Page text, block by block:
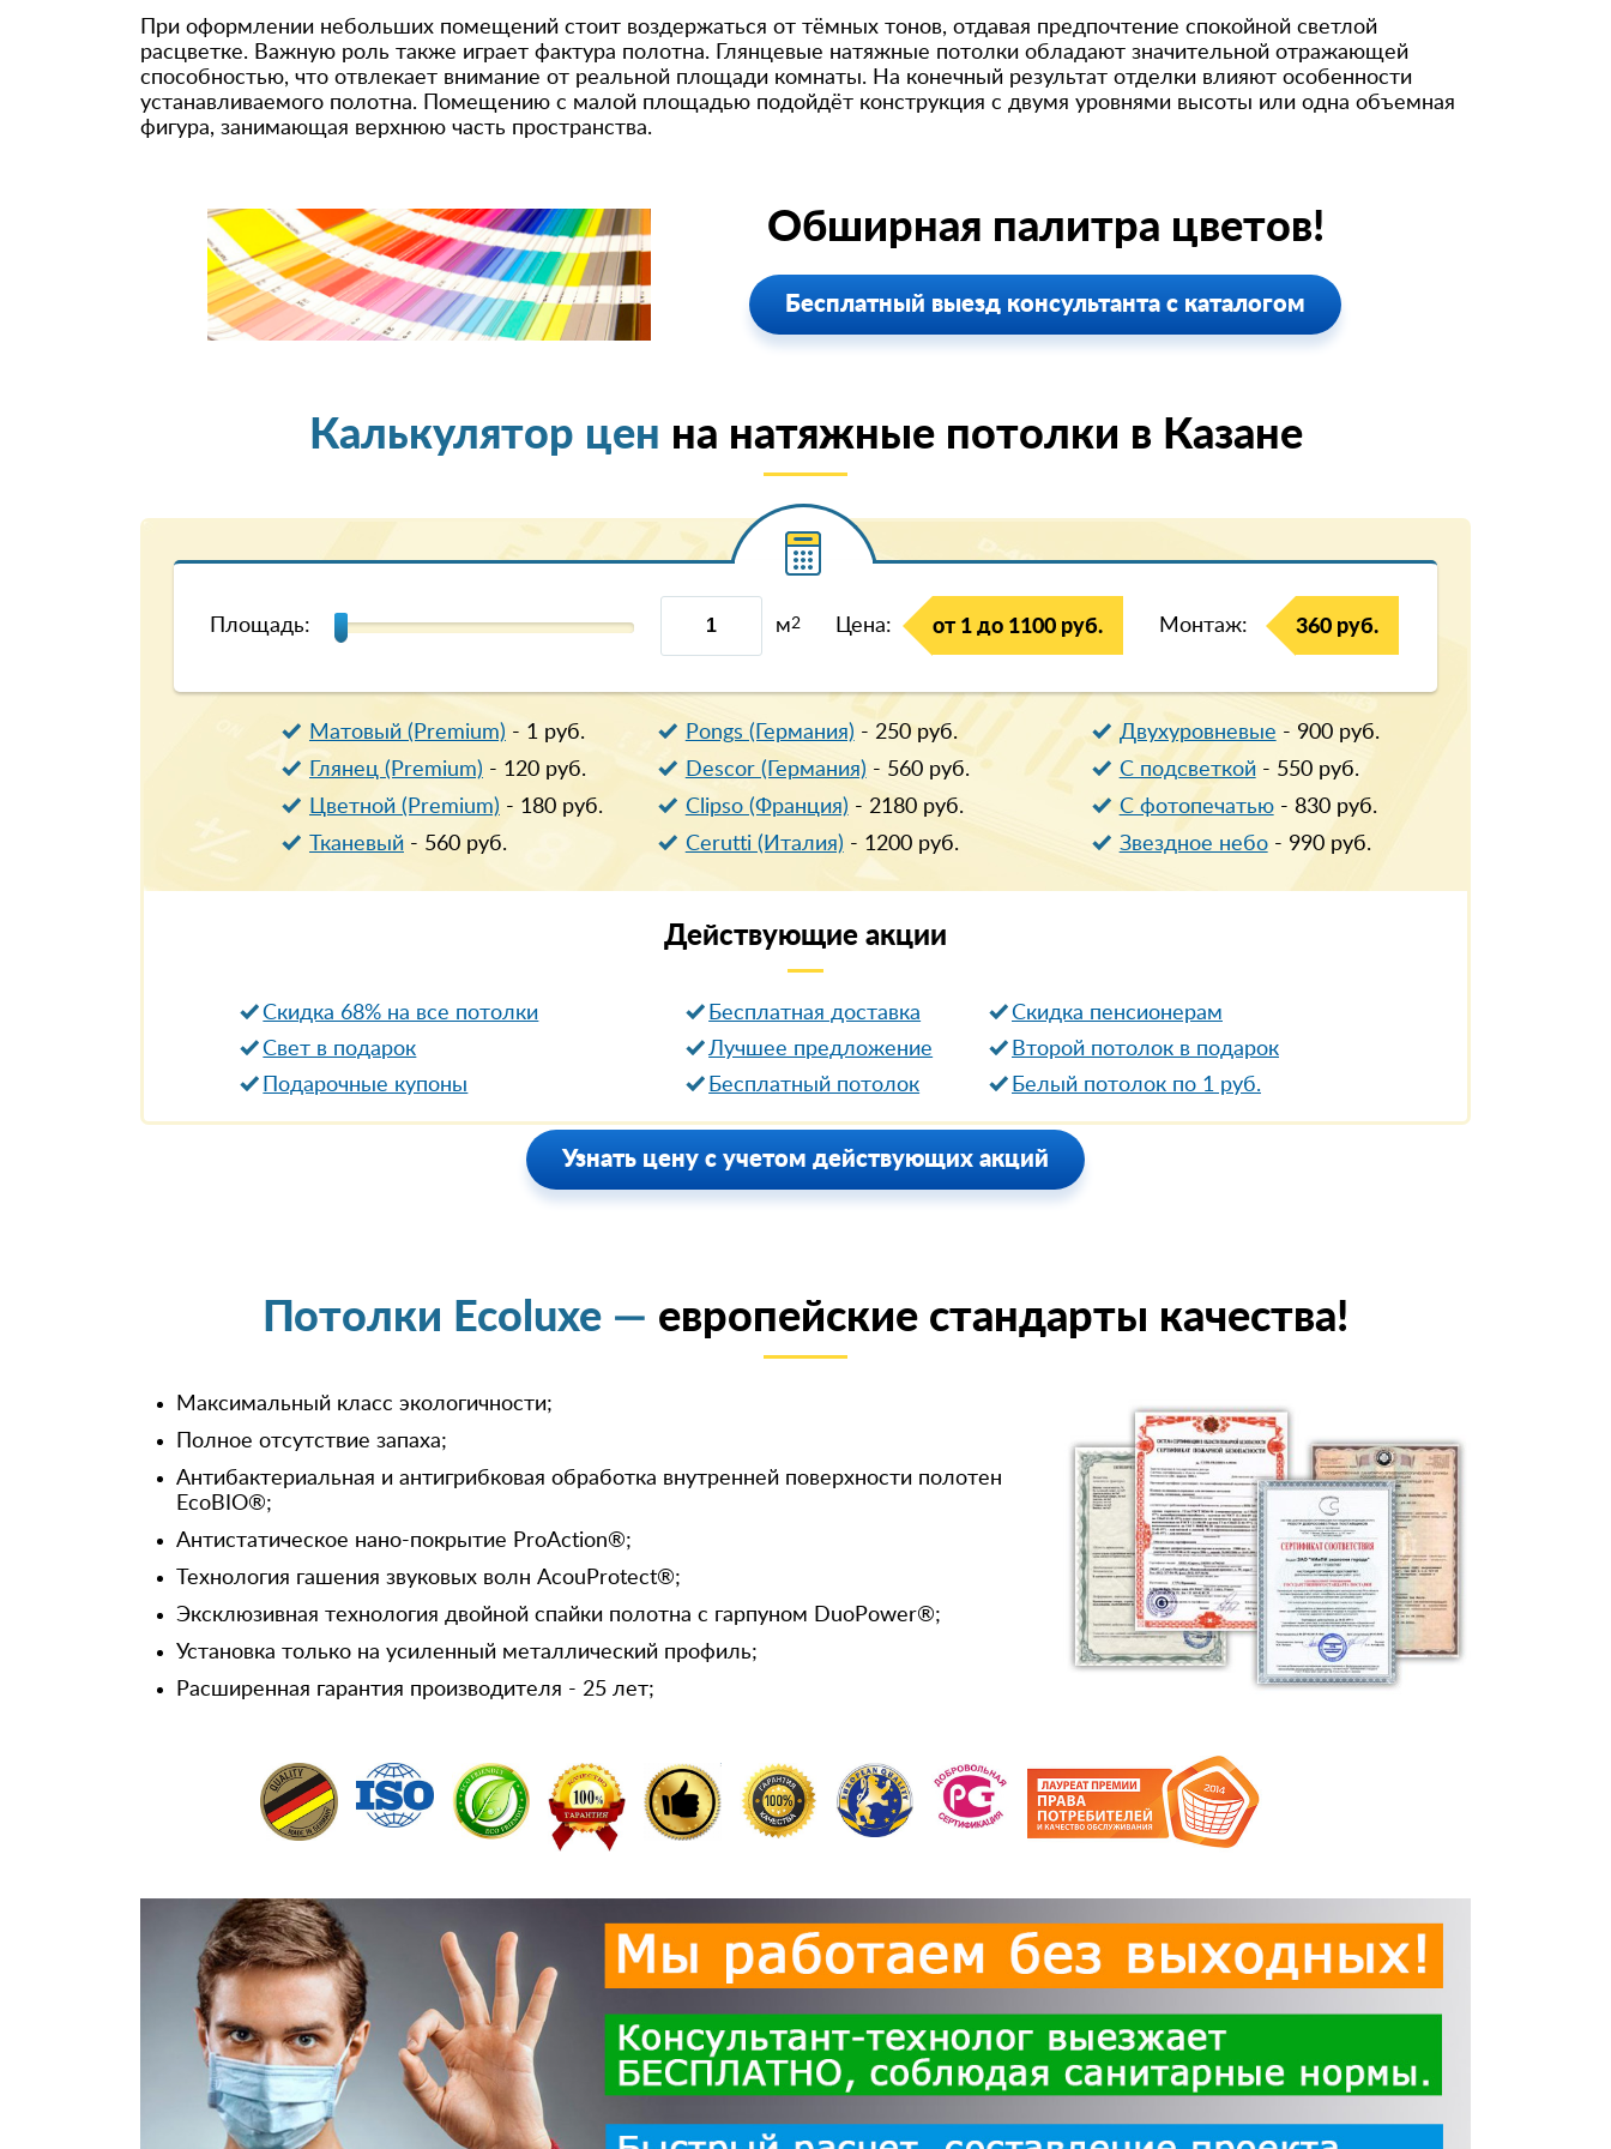
При оформлении небольших помещений стоит воздержаться от тёмных тонов, отдавая предпочтение спокойной светлой
расцветке. Важную роль также играет фактура полотна. Глянцевые натяжные потолки обладают значительной отражающей
способностью, что отвлекает внимание от реальной площади комнаты. На конечный результат отделки влияют особенности
устанавливаемого полотна. Помещению с малой площадью подойдёт конструкция с двумя уровнями высоты или одна объемная
фигура, занимающая верхнюю часть пространства.
Обширная палитра цветов!
Бесплатный выезд консультанта с каталогом
Калькулятор цен на натяжные потолки в Казанe
Площадь: м2 Цена: от 1 до 1100 руб. Монтаж: 360 руб.
Матовый (Premium) - 1руб. Двухуровневые - 900руб.
Pongs (Германия) - 250руб.
Глянец (Premium) - 120руб. С подсветкой- 550руб.
Descor (Германия) - 560руб.
Цветной (Premium) - 180руб. С фотопечатью- 830руб.
Clipso (Франция) - 2180руб.
Тканевый- 560руб. Звездное небо- 990руб.
Cerutti (Италия) - 1200руб.
Действующие акции
Скидка 68% на все потолки Бесплатная доставка
Cкидка пенсионерам
Свет в подарок
Лучшее предложение
Второй потолок в подарок
Подарочные купоны
Бесплатный потолок Белый потолок по 1 руб.
Узнать цену с учетом действующих акций
Потолки Ecoluxe — европейские стандарты качества!
Максимальный класс экологичности;
Полное отсутствие запаха;
Антибактериальная и антигрибковая обработка внутренней поверхности полотен
EcoBIO®;
Антистатическое нано-покрытие ProAction®;
Технология гашения звуковых волн AcouProtect®;
Эксклюзивная технология двойной спайки полотна с гарпуном DuoPower®;
Установка только на усиленный металлический профиль;
Расширенная гарантия производителя - 25 лет;